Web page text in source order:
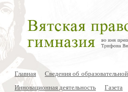
Главная
Сведения об
Инновационная деятельность
Газета